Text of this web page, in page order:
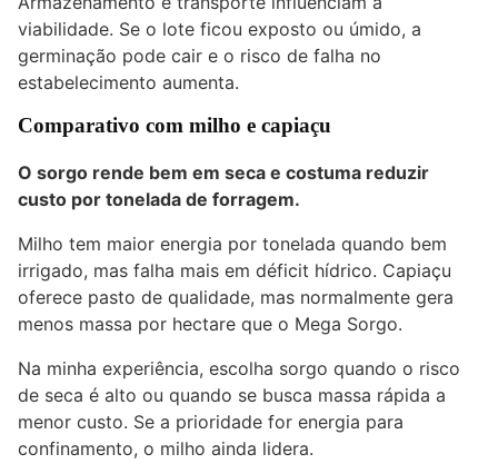
viabilidade. Se o lote ficou exposto ou úmido, a
germinação pode cair e o risco de falha no
estabelecimento aumenta.
Comparativo com milho e capiaçu
O sorgo rende bem em seca e costuma reduzir
custo por tonelada de forragem.
Milho tem maior energia por tonelada quando bem
irrigado, mas falha mais em déficit hídrico. Capiaçu
oferece pasto de qualidade, mas normalmente gera
menos massa por hectare que o Mega Sorgo.
Na minha experiência, escolha sorgo quando o risco
de seca é alto ou quando se busca massa rápida a
menor custo. Se a prioridade for energia para
confinamento, o milho ainda lidera.